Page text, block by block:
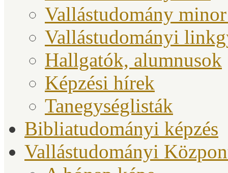
Vallástudomány
Vallástudományi
Hallgatók, alumnusok
Képzési hírek
Tanegységlisták
Bibliatudományi képzés
Vallástudományi